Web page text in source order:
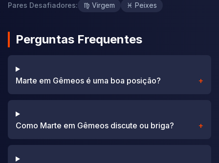
Pares Desafiadores: ♍ Virgem ♓ Peixes
Perguntas Frequentes
Marte em Gêmeos é uma boa posição? +
Como Marte em Gêmeos discute ou briga? +